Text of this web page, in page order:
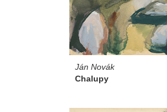
Ján Novák
Chalupy